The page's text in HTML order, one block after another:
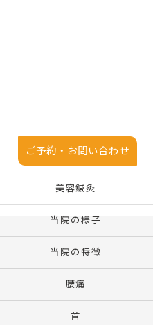
ご予約・お問い合わせ
美容鍼灸
当院の様子
当院の特徴
腰痛
首